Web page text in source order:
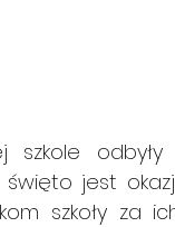
szkole
jest
szkoły za